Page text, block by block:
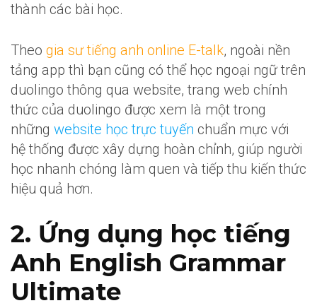
thành các bài học.
Theo gia sư tiếng anh online E-talk, ngoài nền
tảng app thì bạn cũng có thể học ngoại ngữ trên
duolingo thông qua website, trang web chính
thức của duolingo được xem là một trong
những website học trực tuyến chuẩn mực với
hệ thống được xây dựng hoàn chỉnh, giúp người
học nhanh chóng làm quen và tiếp thu kiến thức
hiệu quả hơn.
2. Ứng dụng học tiếng
Anh English Grammar
Ultimate